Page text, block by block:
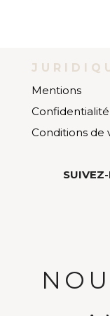
Mentions
Confidentialité
Conditions de